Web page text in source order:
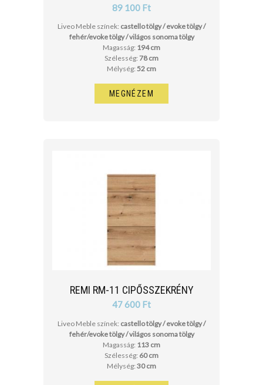
89 100 Ft
Liveo Meble színek: castello tölgy / evoke tölgy /
fehér/evoke tölgy / világos sonoma tölgy
Magasság: 194 cm
Szélesség: 78 cm
Mélység: 52 cm
MEGNÉZEM
REMI RM-11 CIPŐSSZEKRÉNY
47 600 Ft
Liveo Meble színek: castello tölgy / evoke tölgy /
fehér/evoke tölgy / világos sonoma tölgy
Magasság: 113 cm
Szélesség: 60 cm
Mélység: 30 cm